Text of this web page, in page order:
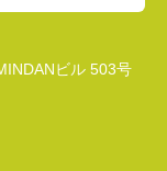
ビル 503号